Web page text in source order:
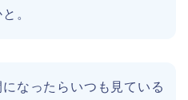
。
になったらいつも見ている